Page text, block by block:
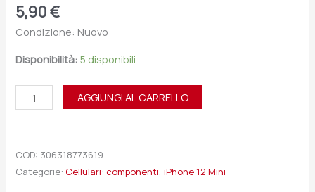
5,90€
Condizione: Nuovo
Disponibilità: 5 disponibili
AGGIUNGI AL CARRELLO
COD: 306318773619
Categorie: Cellulari: componenti,iPhone 12 Mini